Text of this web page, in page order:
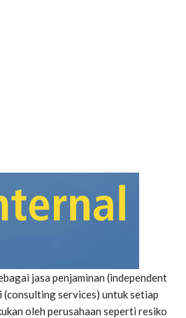
jasa penjaminan (independent
(consulting services) untuk setiap
oleh perusahaan seperti resiko